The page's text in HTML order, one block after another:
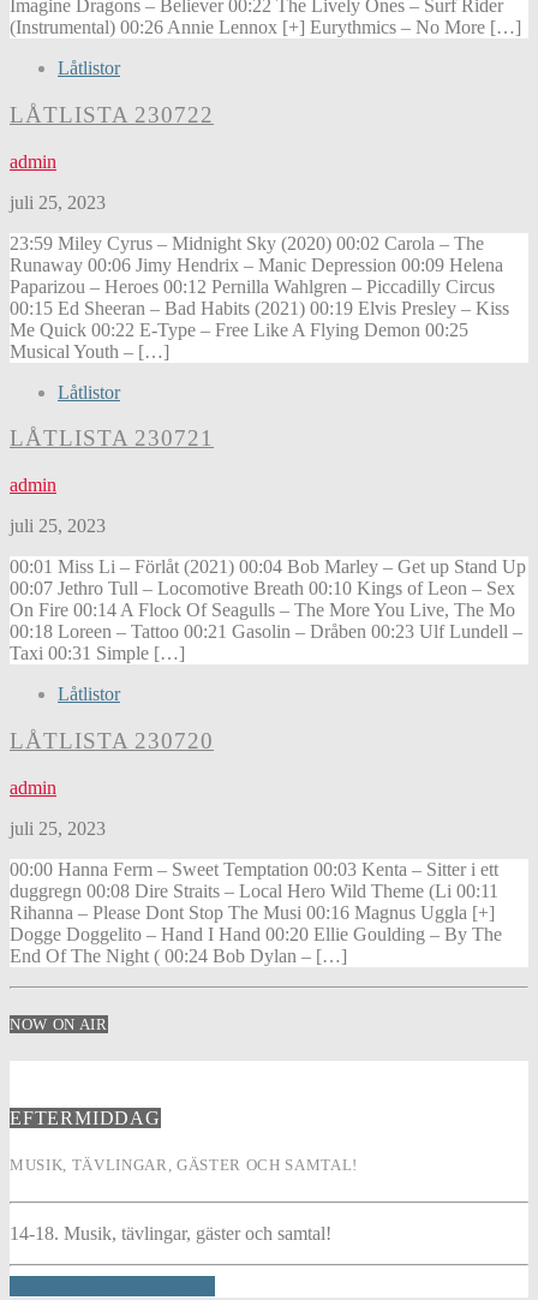
Imagine Dragons – Believer 00:22 The Lively Ones – Surf Rider
(Instrumental) 00:26 Annie Lennox [+] Eurythmics – No More […]
Låtlistor
LÅTLISTA 230722
admin
juli 25, 2023
23:59 Miley Cyrus – Midnight Sky (2020) 00:02 Carola – The
Runaway 00:06 Jimy Hendrix – Manic Depression 00:09 Helena
Paparizou – Heroes 00:12 Pernilla Wahlgren – Piccadilly Circus
00:15 Ed Sheeran – Bad Habits (2021) 00:19 Elvis Presley – Kiss
Me Quick 00:22 E-Type – Free Like A Flying Demon 00:25
Musical Youth – […]
Låtlistor
LÅTLISTA 230721
admin
juli 25, 2023
00:01 Miss Li – Förlåt (2021) 00:04 Bob Marley – Get up Stand Up
00:07 Jethro Tull – Locomotive Breath 00:10 Kings of Leon – Sex
On Fire 00:14 A Flock Of Seagulls – The More You Live, The Mo
00:18 Loreen – Tattoo 00:21 Gasolin – Dråben 00:23 Ulf Lundell –
Taxi 00:31 Simple […]
Låtlistor
LÅTLISTA 230720
admin
juli 25, 2023
00:00 Hanna Ferm – Sweet Temptation 00:03 Kenta – Sitter i ett
duggregn 00:08 Dire Straits – Local Hero Wild Theme (Li 00:11
Rihanna – Please Dont Stop The Musi 00:16 Magnus Uggla [+]
Dogge Doggelito – Hand I Hand 00:20 Ellie Goulding – By The
End Of The Night ( 00:24 Bob Dylan – […]
NOW ON AIR
EFTERMIDDAG
MUSIK, TÄVLINGAR, GÄSTER OCH SAMTAL!
14-18. Musik, tävlingar, gäster och samtal!